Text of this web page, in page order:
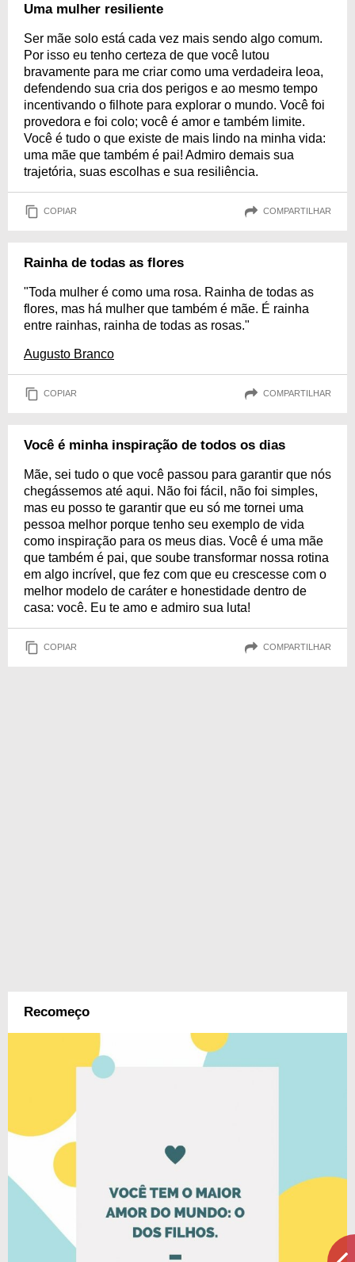
Uma mulher resiliente
Ser mãe solo está cada vez mais sendo algo comum.
Por isso eu tenho certeza de que você lutou
bravamente para me criar como uma verdadeira leoa,
defendendo sua cria dos perigos e ao mesmo tempo
incentivando o filhote para explorar o mundo. Você foi
provedora e foi colo; você é amor e também limite.
Você é tudo o que existe de mais lindo na minha vida:
uma mãe que também é pai! Admiro demais sua
trajetória, suas escolhas e sua resiliência.
COPIAR COMPARTILHAR
Rainha de todas as flores
"Toda mulher é como uma rosa. Rainha de todas as
flores, mas há mulher que também é mãe. É rainha
entre rainhas, rainha de todas as rosas."
Augusto Branco
COPIAR COMPARTILHAR
Você é minha inspiração de todos os dias
Mãe, sei tudo o que você passou para garantir que nós
chegássemos até aqui. Não foi fácil, não foi simples,
mas eu posso te garantir que eu só me tornei uma
pessoa melhor porque tenho seu exemplo de vida
como inspiração para os meus dias. Você é uma mãe
que também é pai, que soube transformar nossa rotina
em algo incrível, que fez com que eu crescesse com o
melhor modelo de caráter e honestidade dentro de
casa: você. Eu te amo e admiro sua luta!
COPIAR COMPARTILHAR
Recomeço